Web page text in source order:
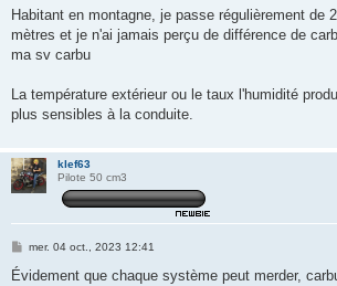
s
a
g
Habitant en montagne, je passe régulièrement de
mètres et je n'ai jamais perçu de différence de
ma sv carbu
La température extérieur ou le taux l'humidité
plus sensibles à la conduite.
klef63
Pilote 50 cm3
M
s
mer. 04 oct., 2023 12:41
Évidement que chaque système peut merder,